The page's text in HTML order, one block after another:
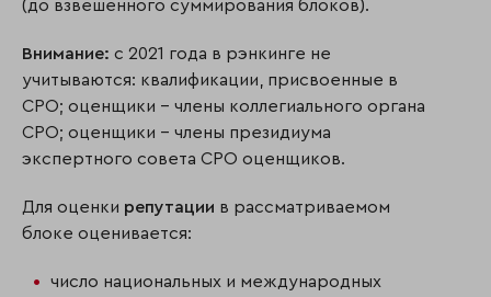
(до взвешенного суммирования блоков).
Внимание: с 2021 года в рэнкинге не
учитываются: квалификации, присвоенные в
СРО; оценщики – члены коллегиального органа
СРО; оценщики – члены президиума
экспертного совета СРО оценщиков.
Для оценки репутации в рассматриваемом
блоке оценивается:
число национальных и международных